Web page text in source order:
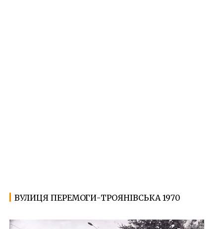
07.06.2025
Ф
т
ВУЛИЦЯ ПЕРЕМОГИ-ТРОЯНІВСЬКА 1970